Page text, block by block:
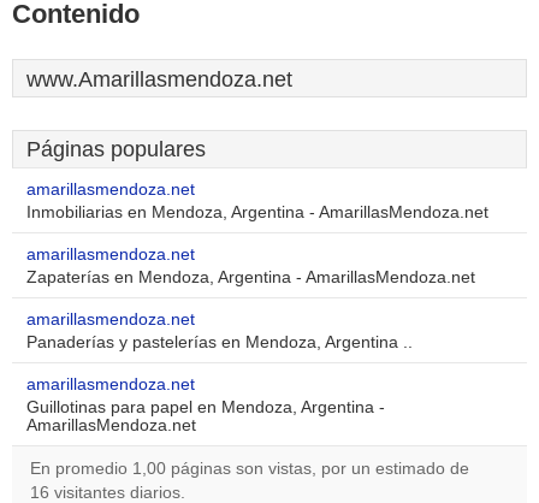
Contenido
www.Amarillasmendoza.net
Páginas populares
amarillasmendoza.net
Inmobiliarias en Mendoza, Argentina - AmarillasMendoza.net
amarillasmendoza.net
Zapaterías en Mendoza, Argentina - AmarillasMendoza.net
amarillasmendoza.net
Panaderías y pastelerías en Mendoza, Argentina ..
amarillasmendoza.net
Guillotinas para papel en Mendoza, Argentina -
AmarillasMendoza.net
En promedio 1,00 páginas son vistas, por un estimado de
16 visitantes diarios.